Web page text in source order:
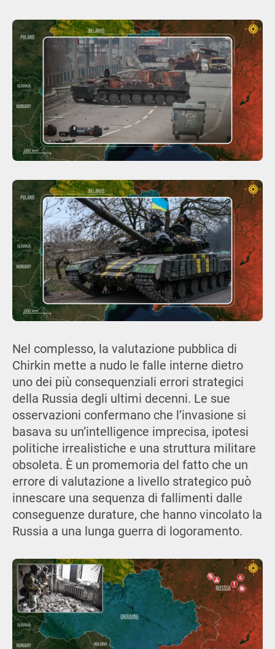
Nel complesso, la valutazione pubblica di
Chirkin mette a nudo le falle interne dietro
uno dei più consequenziali errori strategici
della Russia degli ultimi decenni. Le sue
osservazioni confermano che l’invasione si
basava su un’intelligence imprecisa, ipotesi
politiche irrealistiche e una struttura militare
obsoleta. È un promemoria del fatto che un
errore di valutazione a livello strategico può
innescare una sequenza di fallimenti dalle
conseguenze durature, che hanno vincolato la
Russia a una lunga guerra di logoramento.